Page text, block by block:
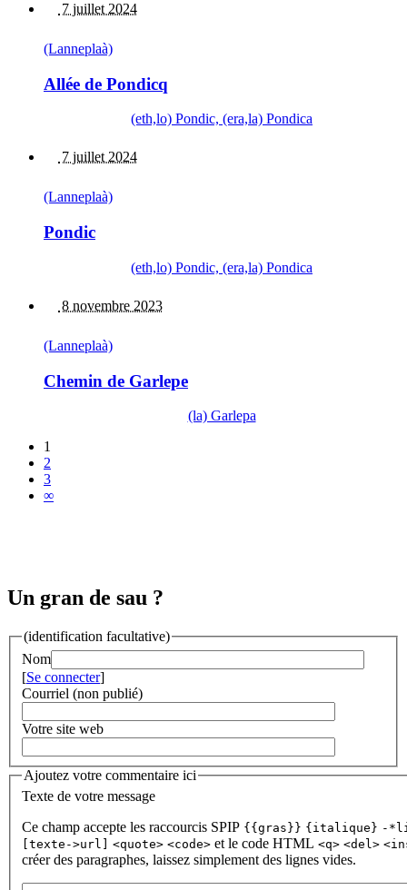
7 juillet 2024
(Lanneplaà)
Allée de Pondicq
(eth,lo) Pondic, (era,la) Pondica
7 juillet 2024
(Lanneplaà)
Pondic
(eth,lo) Pondic, (era,la) Pondica
8 novembre 2023
(Lanneplaà)
Chemin de Garlepe
(la) Garlepa
1
2
3
∞
Un gran de sau ?
(identification facultative)
Nom
[Se connecter]
Courriel (non publié)
Votre site web
Ajoutez votre commentaire ici
Texte de votre message
Ce champ accepte les raccourcis SPIP {{gras}} {italique} -
[texte->url]
<quote> <code> et le code HTML <q> <del>
créer des paragraphes, laissez simplement des lignes vides.